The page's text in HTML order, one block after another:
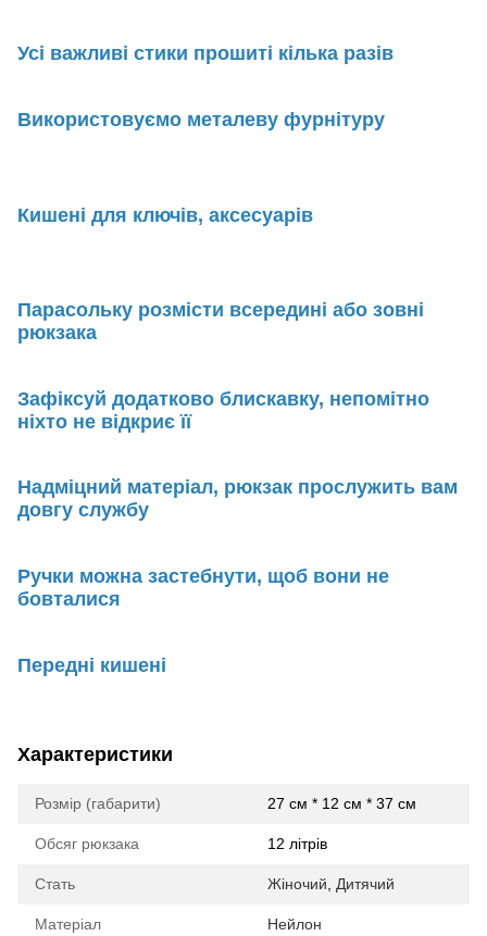
Усі важливі стики прошиті кілька разів
Використовуємо металеву фурнітуру
Кишені для ключів, аксесуарів
Парасольку розмісти всередині або зовні
рюкзака
Зафіксуй додатково блискавку, непомітно
ніхто не відкриє її
Надміцний матеріал, рюкзак прослужить вам
довгу службу
Ручки можна застебнути, щоб вони не
бовталися
Передні кишені
Характеристики
Розмір (габарити) 27 см * 12 см * 37 см
Обсяг рюкзака 12 літрів
Стать Жіночий Дитячий
Матеріал Нейлон